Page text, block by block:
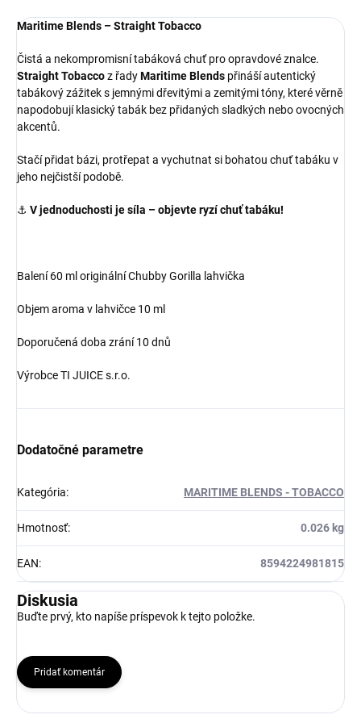
Maritime Blends – Straight Tobacco
Čistá a nekompromisní tabáková chuť pro opravdové znalce.
Straight Tobaccoz řadyMaritime Blends přináší autentický
tabákový zážitek s jemnými dřevitými a zemitými tóny, které věrně
napodobují klasický tabák bez přidaných sladkých nebo ovocných
akcentů.
Stačí přidat bázi, protřepat a vychutnat si bohatou chuť tabáku v
jeho nejčistší podobě.
⚓ V jednoduchosti je síla – objevte ryzí chuť tabáku!
Balení 60 ml originální Chubby Gorilla lahvička
Objem aroma v lahvičce 10 ml
Doporučená doba zrání 10 dnů
Výrobce TI JUICE s.r.o.
Dodatočné parametre
Kategória: MARITIME BLENDS - TOBACCO
Hmotnosť: 0.026 kg
EAN: 8594224981815
Diskusia
Buďte prvý, kto napíše príspevok k tejto položke.
Pridať komentár